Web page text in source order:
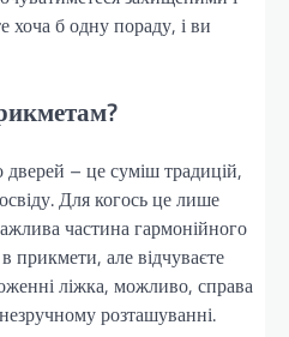
хоча б одну пораду, і ви
– це суміш традицій,
Для когось це лише
частина гармонійного
прикмети, але відчуваєте
ліжка, можливо, справа
розташуванні.